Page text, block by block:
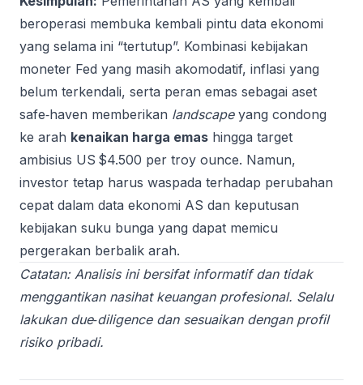
beroperasi membuka kembali pintu data ekonomi
yang selama ini “tertutup”. Kombinasi kebijakan
moneter Fed yang masih akomodatif, inflasi yang
belum terkendali, serta peran emas sebagai aset
safe‑haven memberikan landscapeyang condong
ke arah kenaikan harga emas hingga target
ambisius US $4.500 per troy ounce. Namun,
investor tetap harus waspada terhadap perubahan
cepat dalam data ekonomi AS dan keputusan
kebijakan suku bunga yang dapat memicu
pergerakan berbalik arah.
Catatan: Analisis ini bersifat informatif dan tidak
menggantikan nasihat keuangan profesional. Selalu
lakukan due‑diligence dan sesuaikan dengan profil
risiko pribadi.